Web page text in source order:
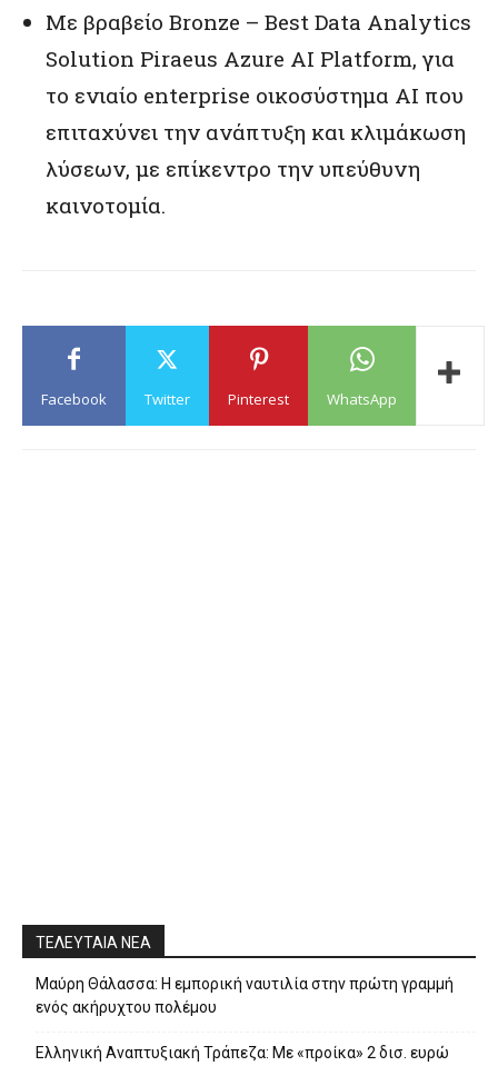
Με βραβείο Bronze – Best Data Analytics
Solution Piraeus Azure AI Platform, για
το ενιαίο enterprise οικοσύστημα AI που
επιταχύνει την ανάπτυξη και κλιμάκωση
λύσεων, με επίκεντρο την υπεύθυνη
καινοτομία.
Facebook Twitter Pinterest WhatsApp
ΤΕΛΕΥΤΑΙΑ ΝΕΑ
Μαύρη Θάλασσα: Η εμπορική ναυτιλία στην πρώτη γραμμή
ενός ακήρυχτου πολέμου
Ελληνική Αναπτυξιακή Τράπεζα: Με «προίκα» 2 δισ. ευρώ